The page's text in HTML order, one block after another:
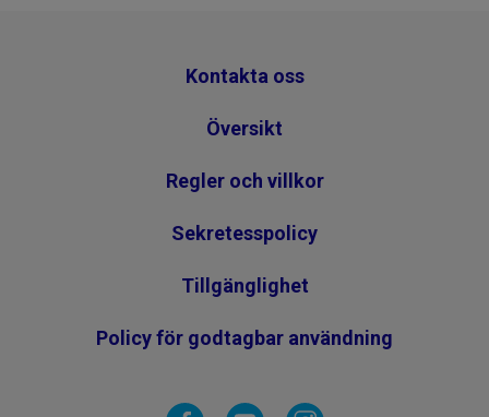
Kontakta oss
Översikt
Regler och villkor
Sekretesspolicy
Tillgänglighet
Policy för godtagbar användning